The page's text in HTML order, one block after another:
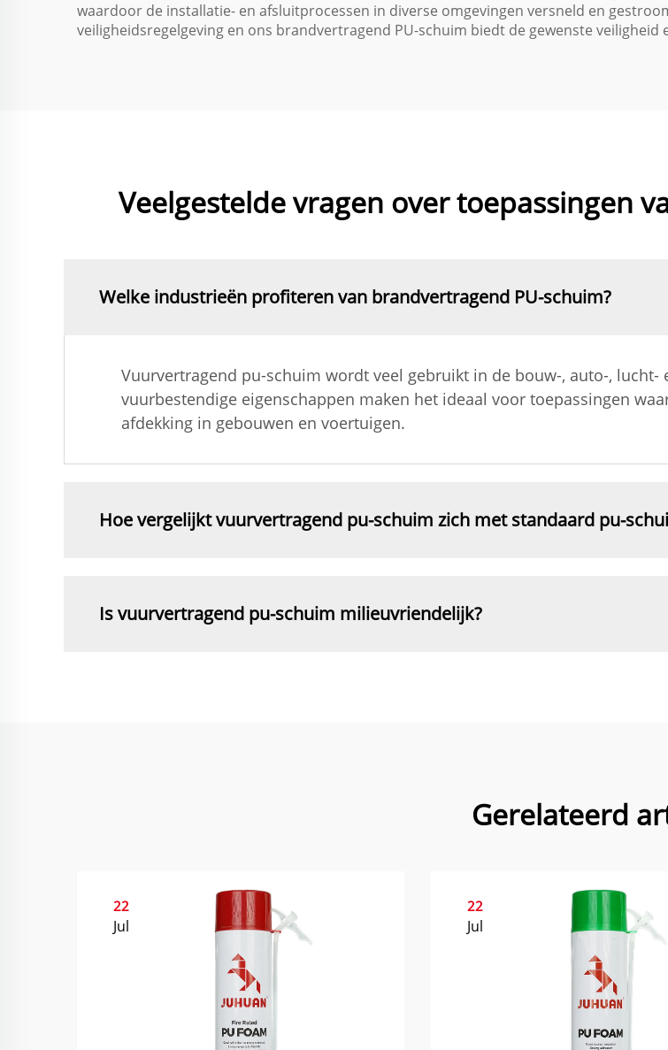
waardoor de installatie- en afsluitprocessen in diverse omgevingen versneld en
veiligheidsregelgeving en ons brandvertragend PU-schuim biedt de gewenste
Veelgestelde vragen over toepassingen
Welke industrieën profiteren van brandvertragend PU-schuim?
Vuurvertragend pu-schuim wordt veel gebruikt in de bouw-, auto-,
vuurbestendige eigenschappen maken het ideaal voor toepassingen
afdekking in gebouwen en voertuigen.
Hoe vergelijkt vuurvertragend pu-schuim zich met standaard pu-
Is vuurvertragend pu-schuim milieuvriendelijk?
Gerelateerd
22
Jul
22
Jul